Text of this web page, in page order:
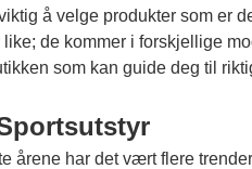
å velge produkter som er
de kommer i forskjellige
som kan guide deg til
årene har det vært flere